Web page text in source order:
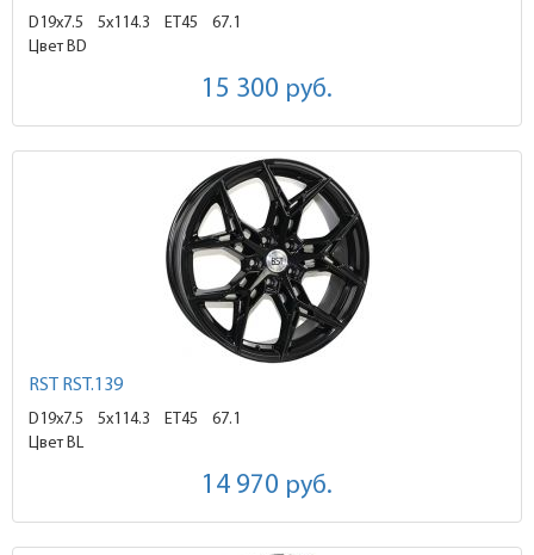
D19x7.5 5x114.3 ET45
67.1
Цвет BD
15 300 руб.
RST RST.139
D19x7.5 5x114.3 ET45
67.1
Цвет BL
14 970 руб.